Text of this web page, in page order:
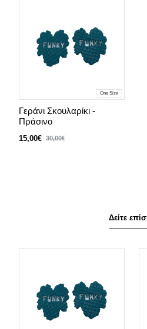
One Size
Γεράνι Σκουλαρίκι -
Πράσινο
15,00€ 30,00€
Δείτε